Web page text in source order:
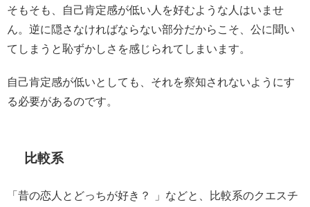
そもそも、自己肯定感が低い人を好むような人はいませ
ん。逆に隠さなければならない部分だからこそ、公に聞い
てしまうと恥ずかしさを感じられてしまいます。
自己肯定感が低いとしても、それを察知されないようにす
る必要があるのです。
比較系
「昔の恋人とどっちが好き？ 」などと、比較系のクエスチ